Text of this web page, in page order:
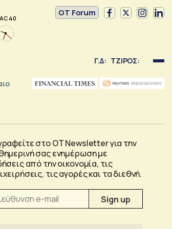
40
OT Forum
Γ.Δ: ΤΖΙΡΟΣ:
στο OT Newsletter για την
σας ενημέρωση με
από την οικονομία, τις
τις αγορές και τα διεθνή.